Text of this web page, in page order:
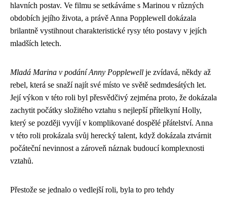
hlavních postav. Ve filmu se setkáváme s Marinou v různých
obdobích jejího života, a právě Anna Popplewell dokázala
brilantně vystihnout charakteristické rysy této postavy v jejích
mladších letech.
Mladá Marina v podání Anny Popplewell je zvídavá, někdy až
rebel, která se snaží najít své místo ve světě sedmdesátých let.
Její výkon v této roli byl přesvědčivý zejména proto, že dokázala
zachytit počátky složitého vztahu s nejlepší přítelkyní Holly,
který se později vyvíjí v komplikované dospělé přátelství. Anna
v této roli prokázala svůj herecký talent, když dokázala ztvárnit
počáteční nevinnost a zároveň náznak budoucí komplexnosti
vztahů.
Přestože se jednalo o vedlejší roli, byla to pro tehdy